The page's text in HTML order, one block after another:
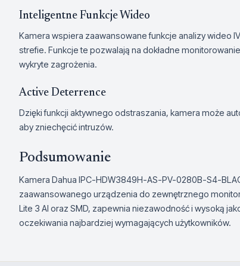
Inteligentne Funkcje Wideo
Kamera wspiera zaawansowane funkcje analizy wideo
strefie. Funkcje te pozwalają na dokładne
wykryte zagrożenia.
Active Deterrence
Dzięki funkcji aktywnego odstraszania, kamera może
aby zniechęcić intruzów.
Podsumowanie
Kamera Dahua IPC-HDW3849H-AS-PV-0280B-S4-
zaawansowanego urządzenia do zewnętrznego
Lite 3 AI oraz SMD, zapewnia niezawodność i wysoką
oczekiwania najbardziej wymagających użytkowników.